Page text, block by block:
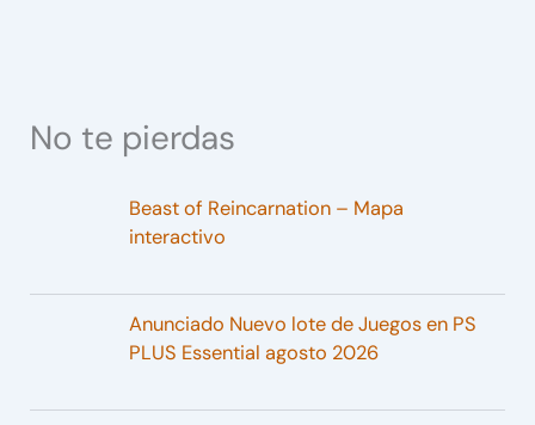
No te pierdas
Beast of Reincarnation – Mapa
interactivo
Anunciado Nuevo lote de Juegos en PS
PLUS Essential agosto 2026